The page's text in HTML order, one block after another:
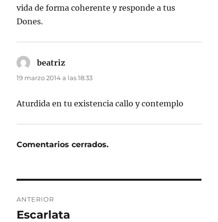
vida de forma coherente y responde a tus
Dones.
beatriz
19 marzo 2014 a las 18:33
Aturdida en tu existencia callo y contemplo
Comentarios cerrados.
de
ANTERIOR
Entrada
Escarlata